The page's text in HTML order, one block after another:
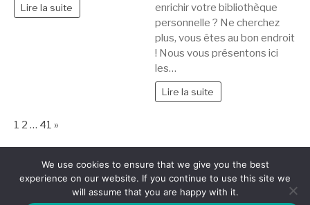
Lire la suite
enrichir votre bibliothèque
personnelle ? Ne cherchez
plus, vous êtes au bon endroit
! Nous vous présentons ici
les…
Lire la suite
Page:
1 2 … 41 Next
»
Copyright © AM Webzine quand l'information est digitale | Tous droits
réservés.
We use cookies to ensure that we give you the best
experience on our website. If you continue to use this site we
will assume that you are happy with it.